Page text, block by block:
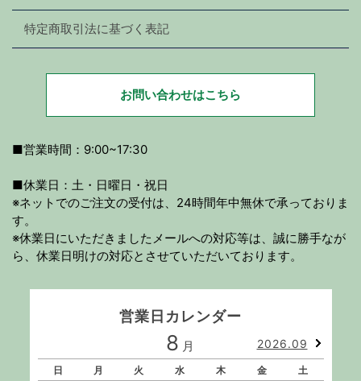
特定商取引法に基づく表記
お問い合わせはこちら
■営業時間：9:00~17:30
■休業日：土・日曜日・祝日
※ネットでのご注文の受付は、24時間年中無休で承っておりま
す。
※休業日にいただきましたメールへの対応等は、誠に勝手なが
ら、休業日明けの対応とさせていただいております。
営業日カレンダー
8 月 2026.09
日 月 火 水 木 金 土